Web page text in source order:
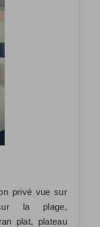
privé vue sur
la plage,
plat, plateau